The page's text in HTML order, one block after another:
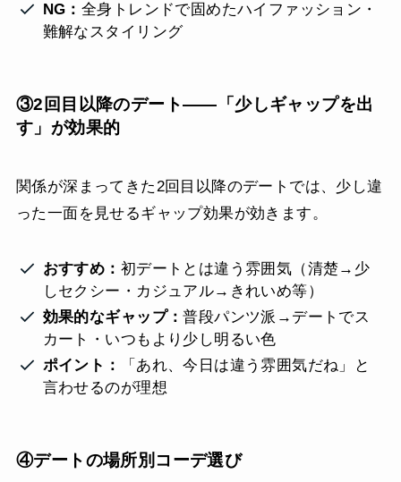
NG： 全身トレンドで固めたハイファッション・
難解なスタイリング
③2回目以降のデート——「少しギャップを出
す」が効果的
関係が深まってきた2回目以降のデートでは、少し違
った一面を見せるギャップ効果が効きます。
おすすめ： 初デートとは違う雰囲気（清楚→少
しセクシー・カジュアル→きれいめ等）
効果的なギャップ：普段パンツ派→デートでス
カート・いつもより少し明るい色
ポイント：
「あれ、今日は違う雰囲気だね」と
言わせるのが理想
④デートの場所別コーデ選び